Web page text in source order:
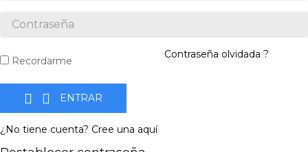
Recordarme
Contraseña olvidada ?
  ENTRAR
¿No tiene cuenta? Cree una aquí